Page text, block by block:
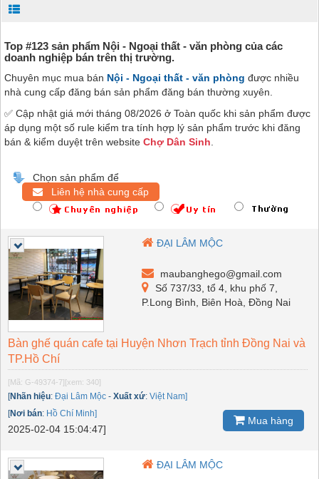
Top #123 sản phẩm Nội - Ngoại thất - văn phòng của các
doanh nghiệp bán trên thị trường.
Chuyên mục mua bán Nội - Ngoại thất - văn phòng được nhiều
nhà cung cấp đăng bán sản phẩm đăng bán thường xuyên.
✅ Cập nhật giá mới tháng 08/2026 ở Toàn quốc khi sản phẩm được
áp dụng một số rule kiểm tra tính hợp lý sản phẩm trước khi đăng
bán & kiểm duyệt trên website Chợ Dân Sinh.
Chọn sản phẩm để
Liên hệ nhà cung cấp
ĐẠI LÂM MỘC
maubanghego@gmail.com
Số 737/33, tổ 4, khu phố 7,
P.Long Bình, Biên Hoà, Đồng Nai
Bàn ghế quán cafe tại Huyện Nhơn Trạch tỉnh Đồng Nai và
TP.Hồ Chí
[Mã: G-49374-7] [xem: 340]
[Nhãn hiệu: Đại Lâm Mộc - Xuất xứ: Việt Nam]
[Nơi bán: Hồ Chí Minh]
2025-02-04 15:04:47]
Mua hàng
ĐẠI LÂM MỘC